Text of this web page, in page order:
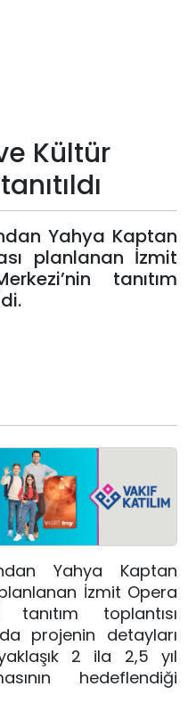
Kültür
Yahya Kaptan
planlanan İzmit
tanıtım
Yahya Kaptan
İzmit Opera
toplantısı
projenin detayları
2 ila 2,5 yıl
hedeflendiği